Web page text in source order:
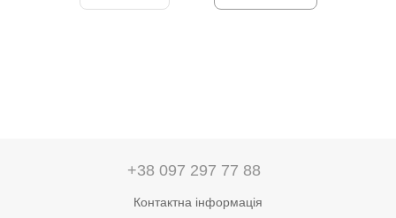
+38 097 297 77 88
Контактна інформація